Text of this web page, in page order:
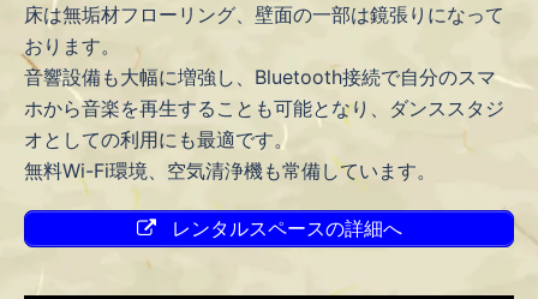
床は無垢材フローリング、壁面の一部は鏡張りになって
おります。
音響設備も大幅に増強し、Bluetooth接続で自分のスマ
ホから音楽を再生することも可能となり、ダンススタジ
オとしての利用にも最適です。
無料Wi-Fi環境、空気清浄機も常備しています。
レンタルスペースの詳細へ